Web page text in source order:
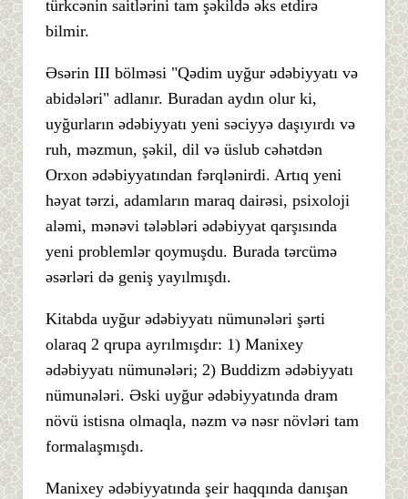
türkcənin saitlərini tam şəkildə əks etdirə
bilmir.
Əsərin III bölməsi "Qədim uyğur ədəbiyyatı və
abidələri" adlanır. Buradan aydın olur ki,
uyğurların ədəbiyyatı yeni səciyyə daşıyırdı və
ruh, məzmun, şəkil, dil və üslub cəhətdən
Orxon ədəbiyyatından fərqlənirdi. Artıq yeni
həyat tərzi, adamların maraq dairəsi, psixoloji
aləmi, mənəvi tələbləri ədəbiyyat qarşısında
yeni problemlər qoymuşdu. Burada tərcümə
əsərləri də geniş yayılmışdı.
Kitabda uyğur ədəbiyyatı nümunələri şərti
olaraq 2 qrupa ayrılmışdır: 1) Manixey
ədəbiyyatı nümunələri; 2) Buddizm ədəbiyyatı
nümunələri. Əski uyğur ədəbiyyatında dram
növü istisna olmaqla, nəzm və nəsr növləri tam
formalaşmışdı.
Manixey ədəbiyyatında şeir haqqında danışan